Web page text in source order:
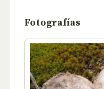
Fotografías